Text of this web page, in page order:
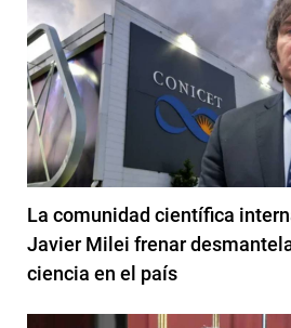
La comunidad científica
Javier Milei frenar
ciencia en el país